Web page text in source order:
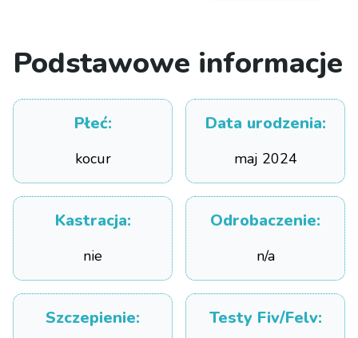
Podstawowe informacje
Płeć:
kocur
Data urodzenia:
maj 2024
Kastracja:
nie
Odrobaczenie:
n/a
Szczepienie: Testy Fiv/Felv: